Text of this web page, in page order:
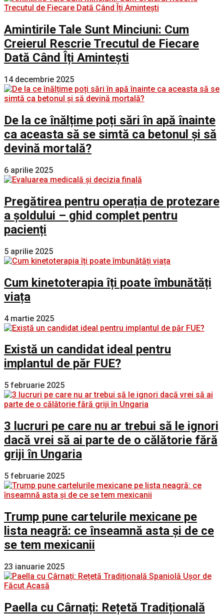
Amintirile Tale Sunt Minciuni: Cum
Creierul Rescrie Trecutul de Fiecare
Dată Când Îți Amintești
14 decembrie 2025
De la ce înălțime poți sări în apă înainte
ca aceasta să se simtă ca betonul și să
devină mortală?
6 aprilie 2025
Pregătirea pentru operația de protezare
a șoldului – ghid complet pentru
pacienți
5 aprilie 2025
Cum kinetoterapia îți poate îmbunătăți
viața
4 martie 2025
Există un candidat ideal pentru
implantul de păr FUE?
5 februarie 2025
3 lucruri pe care nu ar trebui să le ignori
dacă vrei să ai parte de o călătorie fără
griji în Ungaria
5 februarie 2025
Trump pune cartelurile mexicane pe
lista neagră: ce înseamnă asta și de ce
se tem mexicanii
23 ianuarie 2025
Paella cu Cârnați: Rețetă Tradițională